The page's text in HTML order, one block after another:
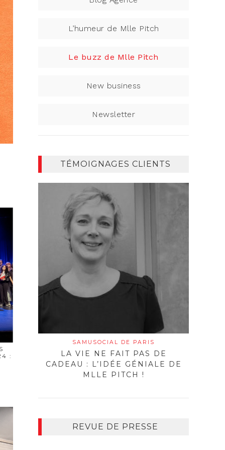
:
L’humeur de Mlle Pitch
Le buzz de Mlle Pitch
New business
Newsletter
TÉMOIGNAGES CLIENTS
SAMUSOCIAL DE PARIS
LA VIE NE FAIT PAS DE
CADEAU : L’IDÉE GÉNIALE DE
MLLE PITCH !
REVUE DE PRESSE